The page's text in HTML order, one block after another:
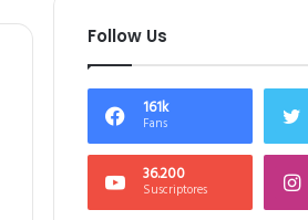
Follow Us
161k
Fans
36.200
Suscriptores